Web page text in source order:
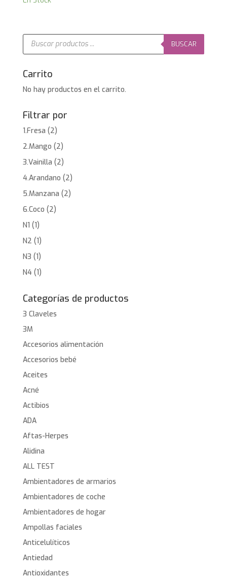
Búsqueda
productos
BUSCAR
Carrito
No hay productos en el carrito.
Filtrar por
1.Fresa (2)
2.Mango (2)
3.Vainilla (2)
4.Arandano (2)
5.Manzana (2)
6.Coco (2)
N1 (1)
N2 (1)
N3 (1)
N4 (1)
Categorías de productos
3 Claveles
3M
Accesorios alimentación
Accesorios bebé
Aceites
Acné
Actibios
ADA
Aftas-Herpes
Alidina
ALL TEST
Ambientadores de armarios
Ambientadores de coche
Ambientadores de hogar
Ampollas faciales
Anticelulíticos
Antiedad
Antioxidantes